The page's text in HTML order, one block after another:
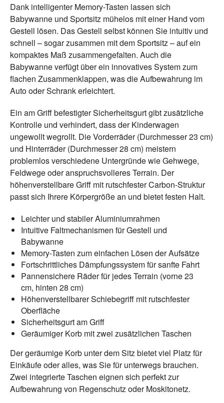
Dank intelligenter Memory-Tasten lassen sich
Babywanne und Sportsitz mühelos mit einer Hand vom
Gestell lösen. Das Gestell selbst können Sie intuitiv und
schnell – sogar zusammen mit dem Sportsitz – auf ein
kompaktes Maß zusammengefalten. Auch die
Babywanne verfügt über ein innovatives System zum
flachen Zusammenklappen, was die Aufbewahrung im
Auto oder Schrank erleichtert.
Ein am Griff befestigter Sicherheitsgurt gibt zusätzliche
Kontrolle und verhindert, dass der Kinderwagen
ungewollt wegrollt. Die Vorderräder (Durchmesser 23 cm)
und Hinterräder (Durchmesser 28 cm) meistern
problemlos verschiedene Untergründe wie Gehwege,
Feldwege oder anspruchsvolleres Terrain. Der
höhenverstellbare Griff mit rutschfester Carbon-Struktur
passt sich Ihrere Körpergröße an und bietet festen Halt.
Leichter und stabiler Aluminiumrahmen
Intuitive Faltmechanismen für Gestell und
Babywanne
Memory-Tasten zum einfachen Lösen der Aufsätze
Fortschrittliches Dämpfungssystem für sanfte Fahrt
Pannensichere Räder für jedes Terrain (vorne 23
cm, hinten 28 cm)
Höhenverstellbarer Schiebegriff mit rutschfester
Oberfläche
Sicherheitsgurt am Griff
Geräumiger Korb mit zwei zusätzlichen Taschen
Der geräumige Korb unter dem Sitz bietet viel Platz für
Einkäufe oder alles, was Sie für unterwegs brauchen.
Zwei integrierte Taschen eignen sich perfekt zur
Aufbewahrung von Regenschutz oder Moskitonetz.